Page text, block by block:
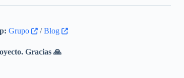
Grupo /Blog
Gracias 🙏